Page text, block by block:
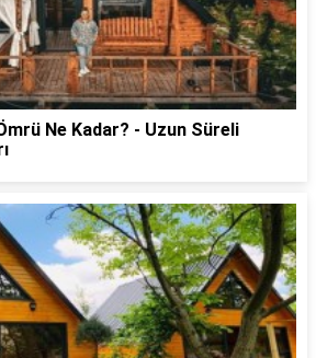
Ne Kadar? - Uzun Süreli